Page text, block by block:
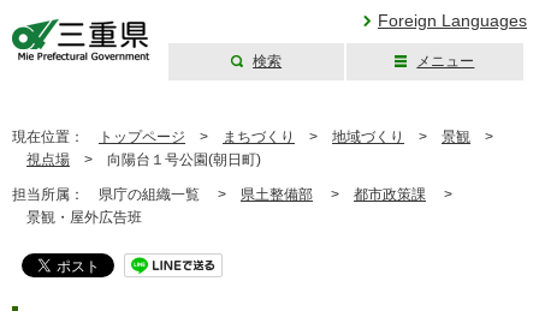
Foreign Languages
検索 メニュー
現在位置： トップページ > まちづくり > 地域づくり > 景観 >
視点場 > 向陽台１号公園(朝日町)
担当所属： 県庁の組織一覧 > 県土整備部 > 都市政策課 >
景観・屋外広告班